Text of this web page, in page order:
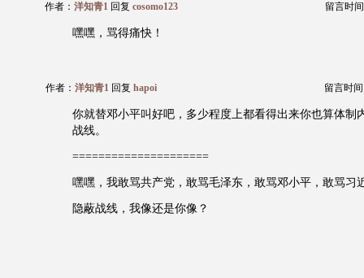
作者： 洋知青1 回复 cosomo123 留言时
嘿嘿，骂得痛快！
作者： 洋知青1 回复 hapoi 留言时间
你就替邓小平叫好吧，多少程度上都看得出来你也算体制
战线。
=====================
嘿嘿，我敢骂共产党，敢骂毛泽东，敢骂邓小平，敢骂习
隐蔽战线，我像还是你像？